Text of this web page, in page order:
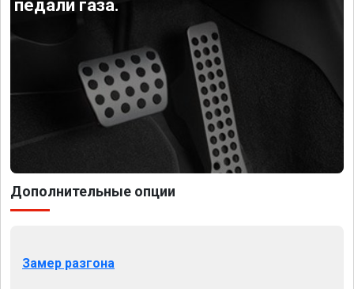
педали газа.
Дополнительные опции
Замер разгона